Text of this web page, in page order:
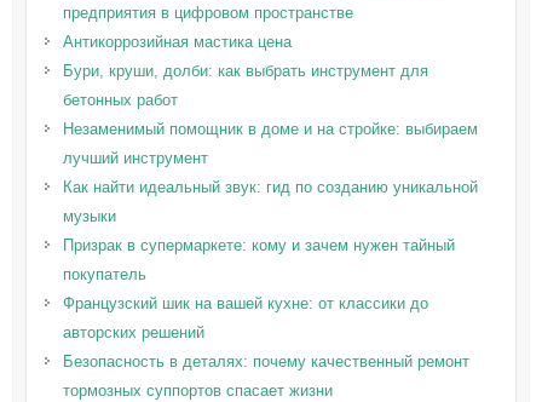
предприятия в цифровом пространстве
Антикоррозийная мастика цена
Бури, круши, долби: как выбрать инструмент для
бетонных работ
Незаменимый помощник в доме и на стройке: выбираем
лучший инструмент
Как найти идеальный звук: гид по созданию уникальной
музыки
Призрак в супермаркете: кому и зачем нужен тайный
покупатель
Французский шик на вашей кухне: от классики до
авторских решений
Безопасность в деталях: почему качественный ремонт
тормозных суппортов спасает жизни